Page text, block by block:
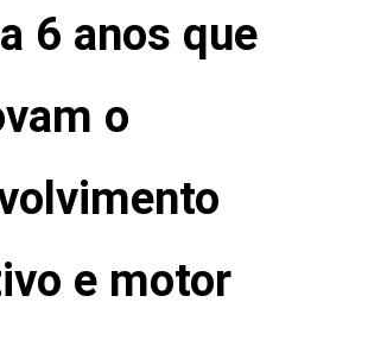
6 anos que
o
e motor